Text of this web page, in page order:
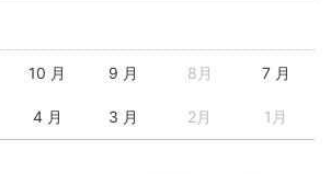
10 月 9 月 8月 7 月
4 月 3 月 2月 1月